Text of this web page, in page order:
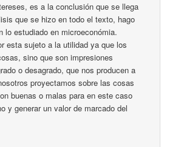
es a la conclusión que se llega
que se hizo en todo el texto, hago
lo estudiado en microeconómia.
esta sujeto a la utilidad ya que los
sino que son impresiones
o desagrado, que nos producen a
proyectamos sobre las cosas
buenas o malas para en este caso
y generar un valor de marcado del